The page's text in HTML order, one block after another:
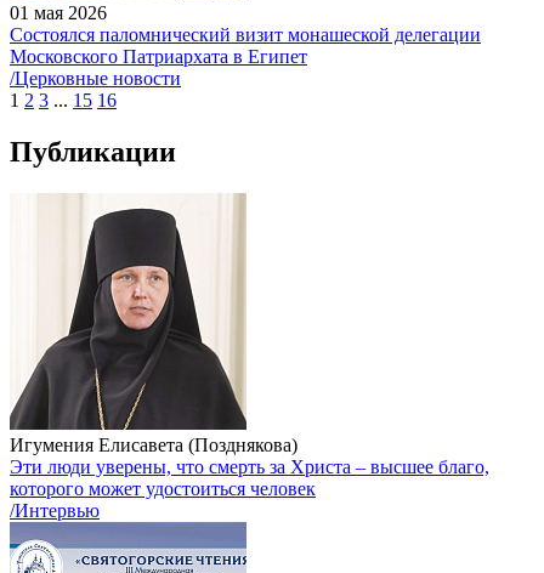
01 мая 2026
Состоялся паломнический визит монашеской делегации
Московского Патриархата в Египет
/Церковные новости
1 2 3 ... 15 16
Публикации
Игумения Елисавета (Позднякова)
Эти люди уверены, что смерть за Христа – высшее благо,
которого может удостоиться человек
/Интервью